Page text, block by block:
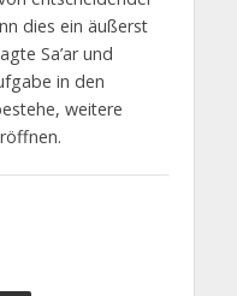
dies ein äußerst
Sa’ar und
in den
weitere